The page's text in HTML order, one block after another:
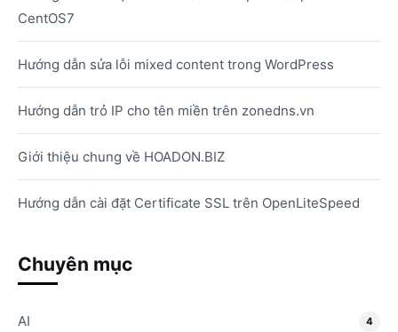
CentOS7
Hướng dẫn sửa lỗi mixed content trong WordPress
Hướng dẫn trỏ IP cho tên miền trên zonedns.vn
Giới thiệu chung về HOADON.BIZ
Hướng dẫn cài đặt Certificate SSL trên OpenLiteSpeed
Chuyên mục
AI 4